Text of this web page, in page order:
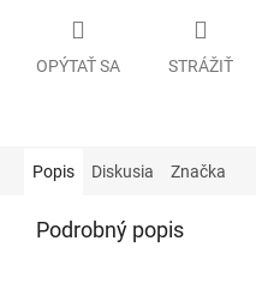
OPÝTAŤ SA STRÁŽIŤ
Popis Diskusia Značka
Podrobný popis